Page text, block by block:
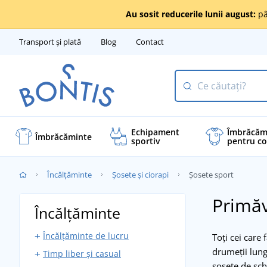
Au sosit reducerile lunii august:
Transport și plată Blog Contact
Îmbrăcăminte Echipament
sportiv pentru
Încălţăminte Șosete și ciorapi Șosete sport
Toți cei care
drumeții
Încălţăminte
Încălțăminte de lucru
Încălțăminte joasă
Timp liber și casual